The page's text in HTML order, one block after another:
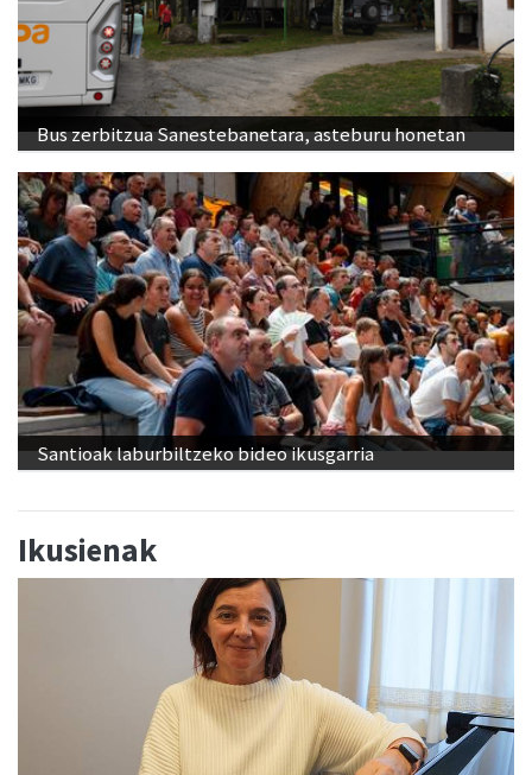
Bus zerbitzua Sanestebanetara, asteburu honetan
Santioak laburbiltzeko bideo ikusgarria
Ikusienak